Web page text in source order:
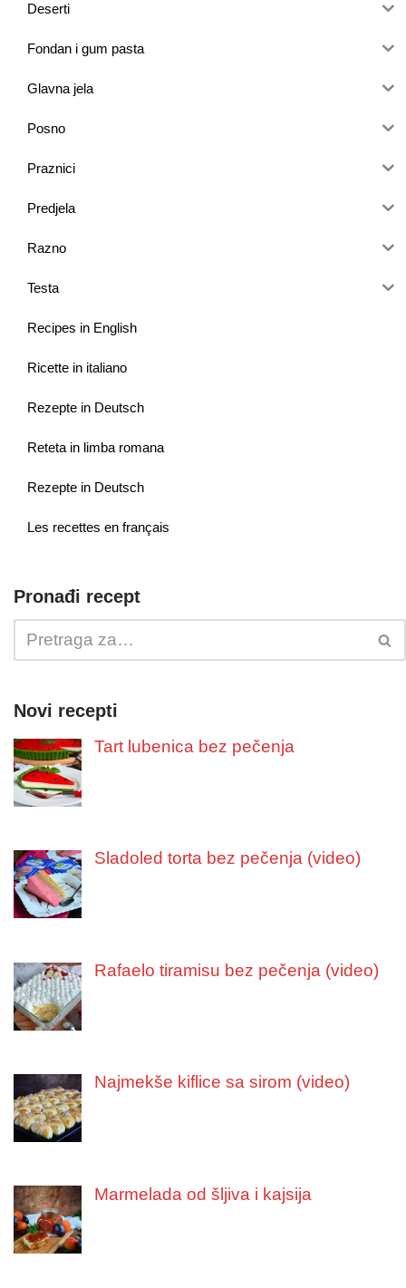
Deserti
Fondan i gum pasta
Glavna jela
Posno
Praznici
Predjela
Razno
Testa
Recipes in English
Ricette in italiano
Rezepte in Deutsch
Reteta in limba romana
Rezepte in Deutsch
Les recettes en français
Pronađi recept
Novi recepti
Tart lubenica bez pečenja
Sladoled torta bez pečenja (video)
Rafaelo tiramisu bez pečenja (video)
Najmekše kiflice sa sirom (video)
Marmelada od šljiva i kajsija